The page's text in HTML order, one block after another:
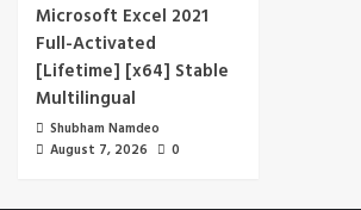
Microsoft Excel 2021
Full-Activated
[Lifetime] [x64] Stable
Multilingual
Shubham Namdeo
August 7, 2026
0